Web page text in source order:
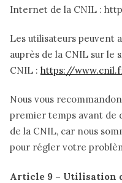
Internet de la CNIL :
Les utilisateurs peuvent
auprès de la CNIL sur le
CNIL : https://
Nous vous
premier temps avant de
de la CNIL, car nous
pour régler votre
Article 9 – Utilisation